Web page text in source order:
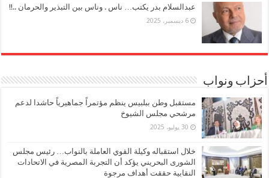
عبدالسلام بدر يكتب… ناس . وناس بين التبذير والحرمان ..!!
6 ديسمبر، 2025
أحزاب ونواب
مستقبل وطن ببلبيس ينظم مؤتمراً جماهيرياً حاشدا لدعم
مرشحي مجلس الشيوخ
30 يوليو، 2025
خلال استقباله وكيلة القوي العاملة بالنواب… رئيس مجلس
الشورى البحريني يؤكد أن التجربة المصرية في الاتحادات
النقابية حققت أهداف مرجوة